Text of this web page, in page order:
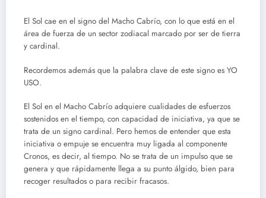
El Sol cae en el signo del Macho Cabrío, con lo que está en el
área de fuerza de un sector zodiacal marcado por ser de tierra
y cardinal.
Recordemos además que la palabra clave de este signo es YO
USO.
El Sol en el Macho Cabrío adquiere cualidades de esfuerzos
sostenidos en el tiempo, con capacidad de iniciativa, ya que se
trata de un signo cardinal. Pero hemos de entender que esta
iniciativa o empuje se encuentra muy ligada al componente
Cronos, es decir, al tiempo. No se trata de un impulso que se
genera y que rápidamente llega a su punto álgido, bien para
recoger resultados o para recibir fracasos.